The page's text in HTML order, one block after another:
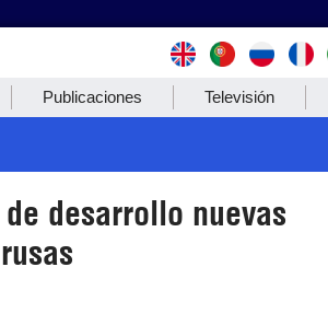
Publicaciones Televisión
desarrollo nuevas